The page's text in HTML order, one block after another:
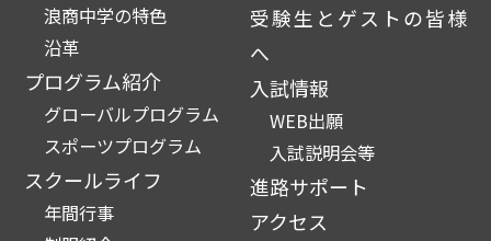
浪商中学の特色
沿革
プログラム紹介
グローバルプログラム
スポーツプログラム
スクールライフ
年間行事
受験生とゲストの皆様
へ
入試情報
WEB出願
入試説明会等
進路サポート
アクセス